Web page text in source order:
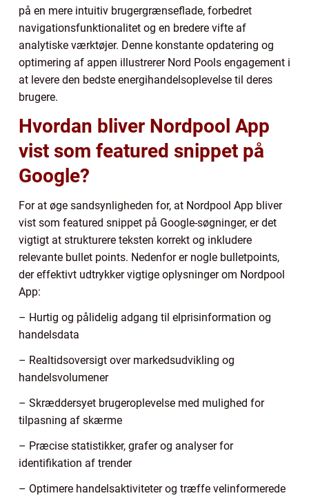
på en mere intuitiv brugergrænseflade, forbedret
navigationsfunktionalitet og en bredere vifte af
analytiske værktøjer. Denne konstante opdatering og
optimering af appen illustrerer Nord Pools engagement i
at levere den bedste energihandelsoplevelse til deres
brugere.
Hvordan bliver Nordpool App
vist som featured snippet på
Google?
For at øge sandsynligheden for, at Nordpool App bliver
vist som featured snippet på Google-søgninger, er det
vigtigt at strukturere teksten korrekt og inkludere
relevante bullet points. Nedenfor er nogle bulletpoints,
der effektivt udtrykker vigtige oplysninger om Nordpool
App:
– Hurtig og pålidelig adgang til elprisinformation og
handelsdata
– Realtidsoversigt over markedsudvikling og
handelsvolumener
– Skræddersyet brugeroplevelse med mulighed for
tilpasning af skærme
– Præcise statistikker, grafer og analyser for
identifikation af trender
– Optimere handelsaktiviteter og træffe velinformerede